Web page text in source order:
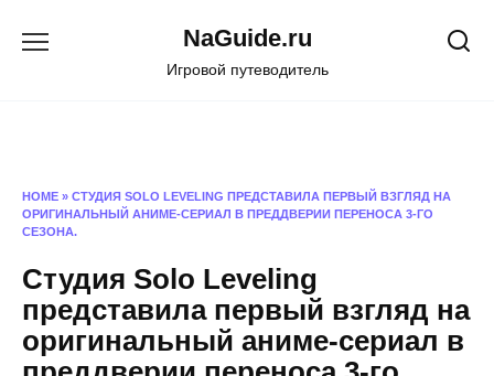
NaGuide.ru
Игровой путеводитель
HOME » СТУДИЯ SOLO LEVELING ПРЕДСТАВИЛА ПЕРВЫЙ ВЗГЛЯД НА
ОРИГИНАЛЬНЫЙ АНИМЕ-СЕРИАЛ В ПРЕДДВЕРИИ ПЕРЕНОСА 3-ГО
СЕЗОНА.
Студия Solo Leveling
представила первый взгляд на
оригинальный аниме-сериал в